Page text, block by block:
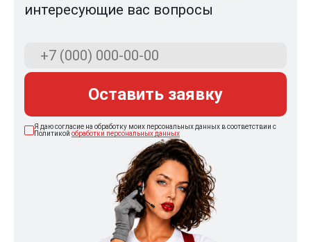
интересующие вас вопросы
Оставить заявку
Я даю согласие на обработку моих персональных данных в соответствии с
Политикой обработки персональных данных